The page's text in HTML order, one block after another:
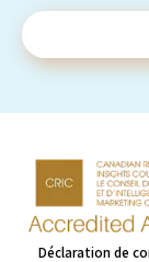
Déclaration de